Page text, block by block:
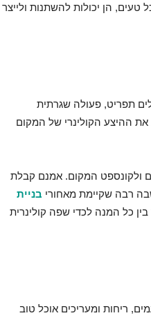
טעים, הן יכולות להשתנות ולייצר
תפריט, פעולה שגרתית
את ההיצע הקולינרי של המקום
ולקונספט המקום. אמנם קבלת
רבה שקיימת מאחורי בניית
כל המנה לכדי שפה קולינרית
ריחות ומעריכים אוכל טוב